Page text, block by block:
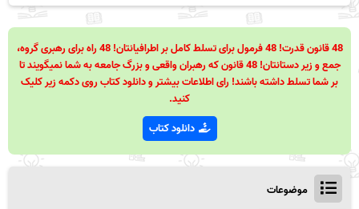
48 قانون قدرت! 48 فرمول برای تسلط کامل بر اطرافیانتان! 48 راه برای رهبری گروه،
جمع و زیر دستانتان! 48 قانون که رهبران واقعی و بزرگ جامعه به شما نمیگویند تا
بر شما تسلط داشته باشند! رای اطلاعات بیشتر و دانلود کتاب روی دکمه زیر کلیک
کنید.
دانلود کتاب
موضوعات